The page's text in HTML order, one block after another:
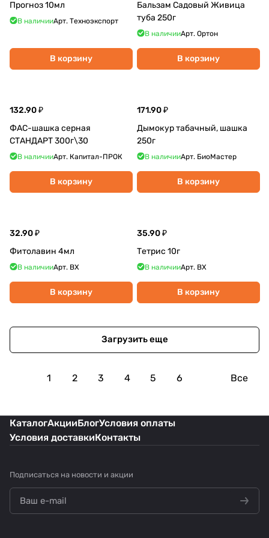
Прогноз 10мл
В наличииАрт. Техноэкспорт
В корзину
Бальзам Садовый Живица
туба 250г
В наличииАрт. Ортон
В корзину
132.90 ₽
ФАС-шашка серная
СТАНДАРТ 300г\30
В наличииАрт. Капитал-ПРОК
В корзину
171.90 ₽
Дымокур табачный, шашка
250г
В наличииАрт. БиоМастер
В корзину
32.90 ₽
Фитолавин 4мл
В наличииАрт. ВХ
В корзину
35.90 ₽
Тетрис 10г
В наличииАрт. ВХ
В корзину
Загрузить еще
1 2 3 4 5 6 Все
КаталогАкцииБлогУсловия оплаты
Условия доставкиКонтакты
Подписаться на новости и акции